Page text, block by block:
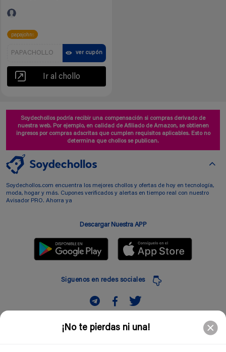
¡No te pierdas ni una!
papajohns
PAPACHOLLO ver cupón
Ir al chollo
Soydechollos podría recibir una compensación si compras derivado de
nuestra web. Por ejemplo, en calidad de Afiliado de Amazon, se obtienen
ingresos por compras adscritas que cumplen requisitos aplicables. Esto no
determina que chollos se publican.
Soydechollos.com encuentra los mejores chollos y ofertas de hoy en tecnología,
moda, hogar y más. Cupones verificados y alertas en tiempo real con nuestro
Avisador PRO. Ahorra ya
Descargar Nuestra APP
Siguenos en redes sociales
Suscribir